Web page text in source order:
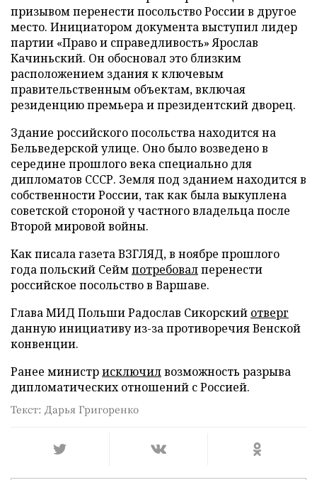
призывом перенести посольство России в другое
место. Инициатором документа выступил лидер
партии «Право и справедливость» Ярослав
Качиньский. Он обосновал это близким
расположением здания к ключевым
правительственным объектам, включая
резиденцию премьера и президентский дворец.
Здание российского посольства находится на
Бельведерской улице. Оно было возведено в
середине прошлого века специально для
дипломатов СССР. Земля под зданием находится в
собственности России, так как была выкуплена
советской стороной у частного владельца после
Второй мировой войны.
Как писала газета ВЗГЛЯД, в ноябре прошлого
года польский Сеймпотребовалперенести
российское посольство в Варшаве.
Глава МИД Польши Радослав Сикорский отверг
данную инициативу из-за противоречия Венской
конвенции.
Ранее министрисключилвозможность разрыва
дипломатических отношений с Россией.
Текст: Дарья Григоренко